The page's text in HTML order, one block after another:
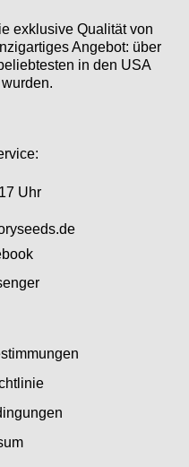
exklusive Qualität von
Angebot: über
in den USA
Uhr